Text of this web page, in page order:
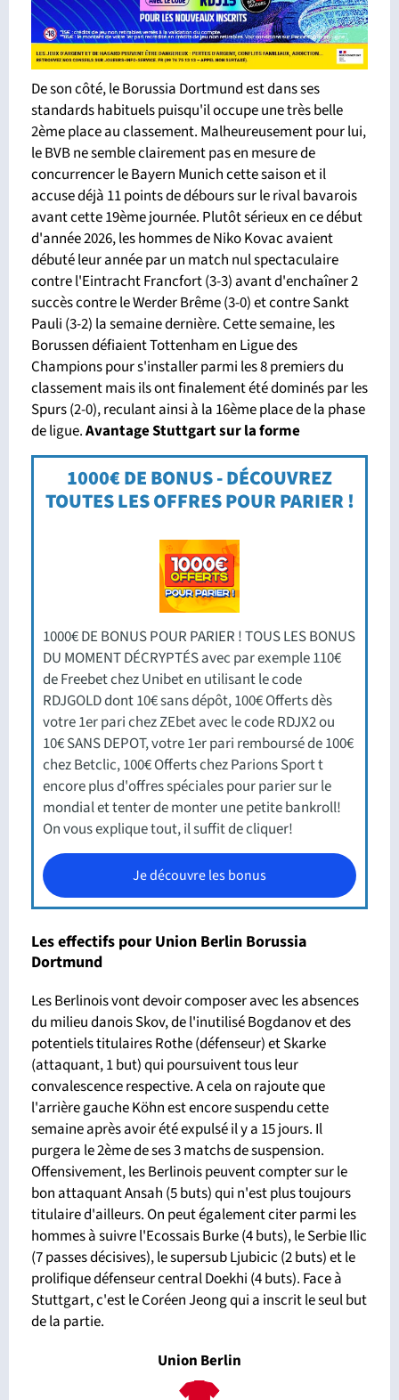
De son côté, le Borussia Dortmund est dans ses
standards habituels puisqu'il occupe une très belle
2ème place au classement. Malheureusement pour lui,
le BVB ne semble clairement pas en mesure de
concurrencer le Bayern Munich cette saison et il
accuse déjà 11 points de débours sur le rival bavarois
avant cette 19ème journée. Plutôt sérieux en ce début
d'année 2026, les hommes de Niko Kovac avaient
débuté leur année par un match nul spectaculaire
contre l'Eintracht Francfort (3-3) avant d'enchaîner 2
succès contre le Werder Brême (3-0) et contre Sankt
Pauli (3-2) la semaine dernière. Cette semaine, les
Borussen défiaient Tottenham en Ligue des
Champions pour s'installer parmi les 8 premiers du
classement mais ils ont finalement été dominés par les
Spurs (2-0), reculant ainsi à la 16ème place de la phase
de ligue.Avantage Stuttgart sur la forme
1000€ DE BONUS - DÉCOUVREZ
TOUTES LES OFFRES POUR PARIER !
1000€ DE BONUS POUR PARIER ! TOUS LES BONUS
DU MOMENT DÉCRYPTÉS avec par exemple 110€
de Freebet chez Unibet en utilisant le code
RDJGOLD dont 10€ sans dépôt, 100€ Offerts dès
votre 1er pari chez ZEbet avec le code RDJX2 ou
10€ SANS DEPOT, votre 1er pari remboursé de 100€
chez Betclic, 100€ Offerts chez Parions Sport t
encore plus d'offres spéciales pour parier sur le
mondial et tenter de monter une petite bankroll!
On vous explique tout, il suffit de cliquer!
Je découvre les bonus
Les effectifs pour Union Berlin Borussia
Dortmund
Les Berlinois vont devoir composer avec les absences
du milieu danois Skov, de l'inutilisé Bogdanov et des
potentiels titulaires Rothe (défenseur) et Skarke
(attaquant, 1 but) qui poursuivent tous leur
convalescence respective. A cela on rajoute que
l'arrière gauche Köhn est encore suspendu cette
semaine après avoir été expulsé il y a 15 jours. Il
purgera le 2ème de ses 3 matchs de suspension.
Offensivement, les Berlinois peuvent compter sur le
bon attaquant Ansah (5 buts) qui n'est plus toujours
titulaire d'ailleurs. On peut également citer parmi les
hommes à suivre l'Ecossais Burke (4 buts), le Serbie Ilic
(7 passes décisives), le supersub Ljubicic (2 buts) et le
prolifique défenseur central Doekhi (4 buts). Face à
Stuttgart, c'est le Coréen Jeong qui a inscrit le seul but
de la partie.
Union Berlin